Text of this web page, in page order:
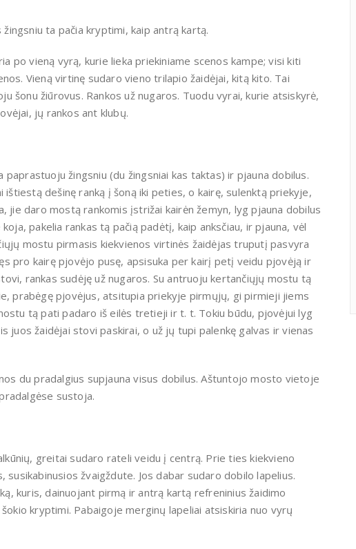
ta pačia kryptimi, kaip antrą kartą.
po vieną vyrą, kurie lieka priekiniame scenos kampe; visi kiti
Vieną virtinę sudaro vieno trilapio žaidėjai, kitą kito. Tai
šonu žiūrovus. Rankos už nugaros. Tuodu vyrai, kurie atsiskyrė,
jų rankos ant klubų.
žingsniu (du žingsniai kas taktas) ir pjauna dobilus.
dešinę ranką į šoną iki peties, o kairę, sulenktą priekyje,
jie daro mostą rankomis įstrižai kairėn žemyn, lyg pjauna dobilus
pakelia rankas tą pačią padėtį, kaip anksčiau, ir pjauna, vėl
mostu pirmasis kiekvienos virtinės žaidėjas truputį pasvyra
pro kairę pjovėjo pusę, apsisuka per kairį petį veidu pjovėją ir
rankas sudėję už nugaros. Su antruoju kertančiųjų mostu tą
prabėgę pjovėjus, atsitupia priekyje pirmųjų, gi pirmieji jiems
tą pati padaro iš eilės tretieji ir t. t. Tokiu būdu, pjovėjui lyg
juos žaidėjai stovi paskirai, o už jų tupi palenkę galvas ir vienas
du pradalgius supjauna visus dobilus. Aštuntojo mosto vietoje
sustoja.
greitai sudaro rateli veidu į centrą. Prie ties kiekvieno
žvaigždute. Jos dabar sudaro dobilo lapelius.
kuris, dainuojant pirmą ir antrą kartą refreninius žaidimo
kryptimi. Pabaigoje merginų lapeliai atsiskiria nuo vyrų